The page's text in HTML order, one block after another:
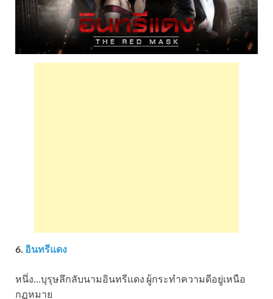
6. อินทรีแดง
หนึ่ง…บุรุษลึกลับนามอินทรีแดง ผู้กระทำความดีอยู่เหนือ
กฏหมาย